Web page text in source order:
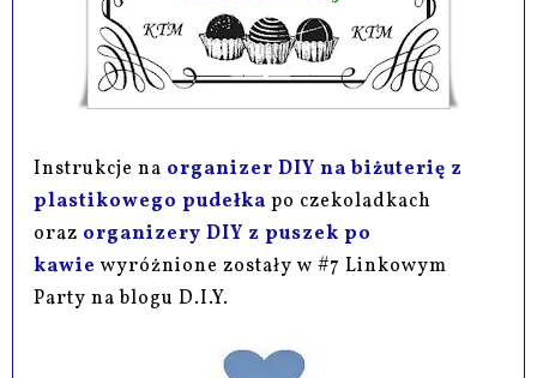
Instrukcje na organizer DIY na biżuterię z
plastikowego pudełka po czekoladkach
oraz organizery DIY z puszek po
kawie wyróżnione zostały w #7 Linkowym
Party na blogu D.I.Y.